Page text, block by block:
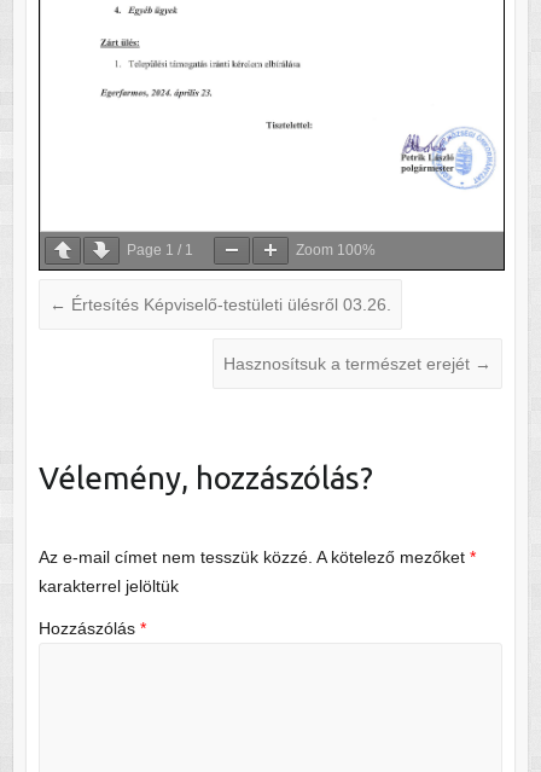
Page 1 / 1 Zoom 100%
← Értesítés Képviselő-testületi ülésről 03.26.
Hasznosítsuk a természet erejét →
Vélemény, hozzászólás?
Az e-mail címet nem tesszük közzé. A kötelező mezőket *
karakterrel jelöltük
Hozzászólás *